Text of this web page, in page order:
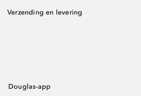
Verzending en levering
Douglas-app